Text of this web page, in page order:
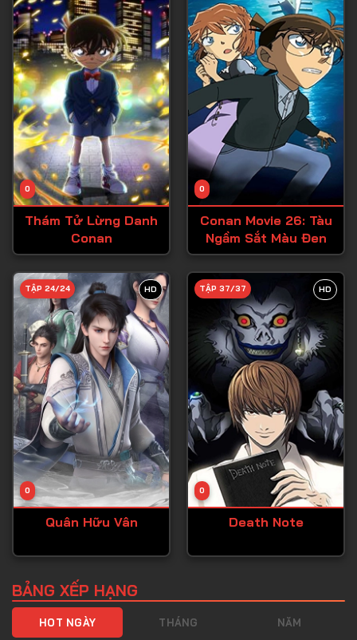
Tập 30
Tập 31
Tập 32
Tập 33
Tập 34
Tập 35
Tập 36
Tập 39
Tập 40
Tập 41
Tập 42
Tập 43
Tập 44
Tập 45
Tập 46
Tập 47
Tập 49
0
Thám Tử Lừng Danh
Conan
0
Conan Movie 26: Tàu
Ngầm Sắt Màu Đen
HD
0
TẬP 24/24
Quân Hữu Vân
HD
0
TẬP 37/37
Death Note
BẢNG XẾP HẠNG
HOT NGÀY THÁNG NĂM